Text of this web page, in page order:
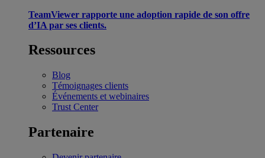
TeamViewer rapporte une adoption rapide de son offre
d’IA par ses clients.
Ressources
Blog
Témoignages clients
Événements et webinaires
Trust Center
Partenaire